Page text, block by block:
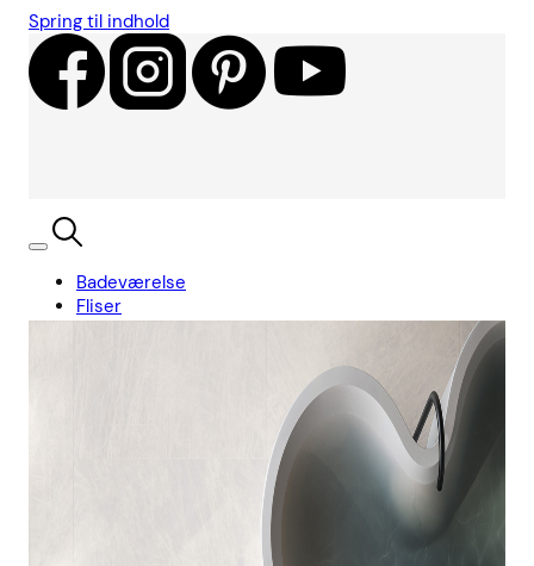
Spring til indhold
Badeværelse
Fliser
Kurv